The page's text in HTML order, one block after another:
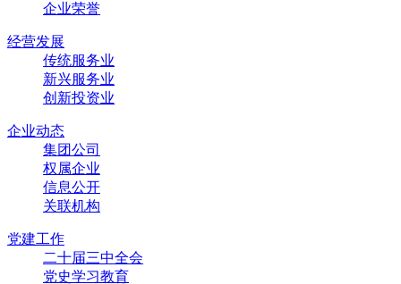
企业荣誉
经营发展
传统服务业
新兴服务业
创新投资业
企业动态
集团公司
权属企业
信息公开
关联机构
党建工作
二十届三中全会
党史学习教育